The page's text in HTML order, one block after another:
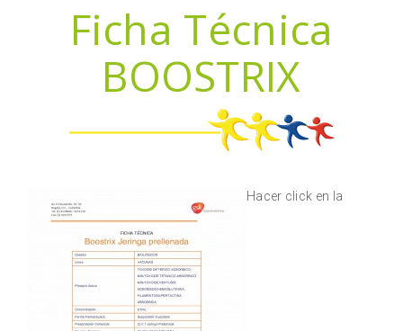
Ficha Técnica
BOOSTRIX
Hacer click en la